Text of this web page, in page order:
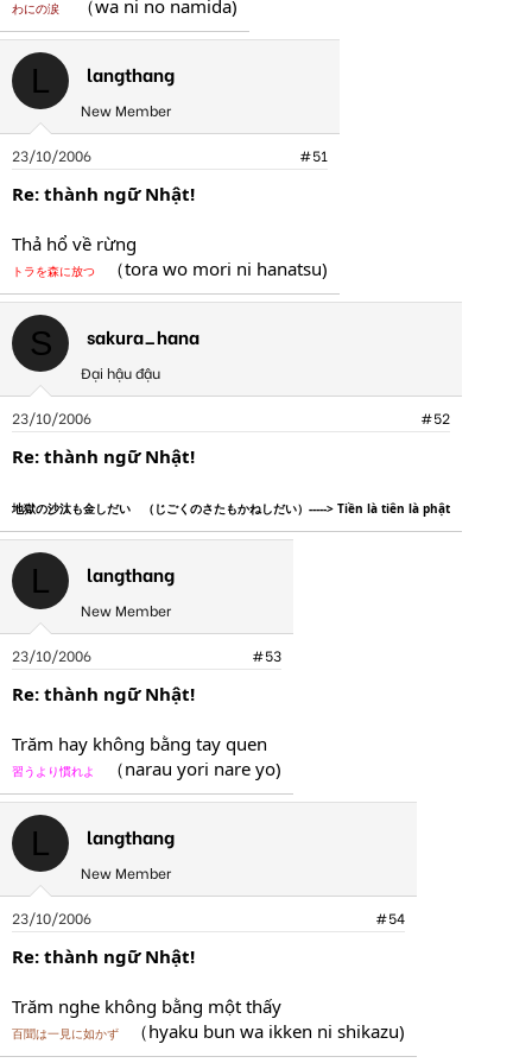
わにの涙 （wa ni no namida)
L langthang
New Member
23/10/2006 #51
Re: thành ngữ Nhật!
Thả hổ về rừng
トラを森に放つ （tora wo mori ni hanatsu)
S sakura_hana
Đại hậu đậu
23/10/2006 #52
Re: thành ngữ Nhật!
地獄の沙汰も金しだい （じごくのさたもかねしだい）-----> Tiền là tiên là phật
L langthang
New Member
23/10/2006 #53
Re: thành ngữ Nhật!
Trăm hay không bằng tay quen
習うより慣れよ （narau yori nare yo)
L langthang
New Member
23/10/2006 #54
Re: thành ngữ Nhật!
Trăm nghe không bằng một thấy
百聞は一見に如かず （hyaku bun wa ikken ni shikazu)